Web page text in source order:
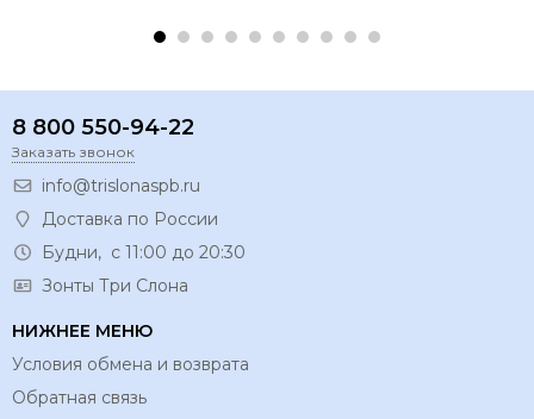
8 800 550-94-22
Заказать звонок
info@trislonaspb.ru
Доставка по России
Будни, с 11:00 до 20:30
Зонты Три Слона
НИЖНЕЕ МЕНЮ
Условия обмена и возврата
Обратная связь